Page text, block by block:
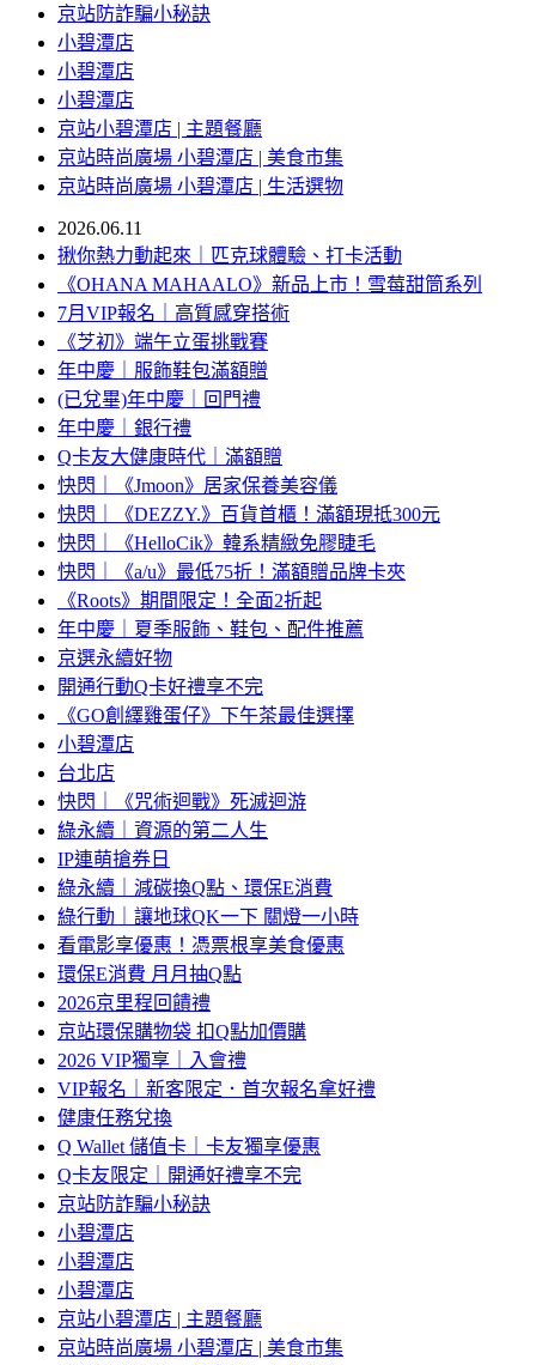
京站防詐騙小秘訣
小碧潭店
小碧潭店
小碧潭店
京站小碧潭店 | 主題餐廳
京站時尚廣場 小碧潭店 | 美食市集
京站時尚廣場 小碧潭店 | 生活選物
2026.06.11
揪你熱力動起來｜匹克球體驗、打卡活動
《OHANA MAHAALO》新品上市！雪莓甜筒系列
7月VIP報名｜高質感穿搭術
《芝初》端午立蛋挑戰賽
年中慶｜服飾鞋包滿額贈
(已兌畢)年中慶｜回門禮
年中慶｜銀行禮
Q卡友大健康時代｜滿額贈
快閃｜《Jmoon》居家保養美容儀
快閃｜《DEZZY.》百貨首櫃！滿額現抵300元
快閃｜《HelloCik》韓系精緻免膠睫毛
快閃｜《a/u》最低75折！滿額贈品牌卡夾
《Roots》期間限定！全面2折起
年中慶｜夏季服飾、鞋包、配件推薦
京選永續好物
開通行動Q卡好禮享不完
《GO創繹雞蛋仔》下午茶最佳選擇
小碧潭店
台北店
快閃｜《咒術迴戰》死滅迴游
綠永續｜資源的第二人生
IP連萌搶券日
綠永續｜減碳換Q點、環保E消費
綠行動｜讓地球QK一下 關燈一小時
看電影享優惠！憑票根享美食優惠
環保E消費 月月抽Q點
2026京里程回饋禮
京站環保購物袋 扣Q點加價購
2026 VIP獨享｜入會禮
VIP報名｜新客限定．首次報名拿好禮
健康任務兌換
Q Wallet 儲值卡｜卡友獨享優惠
Q卡友限定｜開通好禮享不完
京站防詐騙小秘訣
小碧潭店
小碧潭店
小碧潭店
京站小碧潭店 | 主題餐廳
京站時尚廣場 小碧潭店 | 美食市集